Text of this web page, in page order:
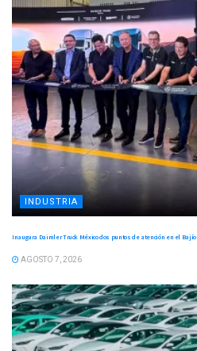
INDUSTRIA
Inaugura Daimler Truck México dos puntos de atención en el Bajío
AGOSTO 7, 2026